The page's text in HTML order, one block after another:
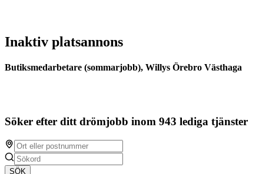
Inaktiv platsannons
Butiksmedarbetare (sommarjobb), Willys Örebro Västhaga
Söker efter ditt drömjobb inom 943 lediga tjänster
SÖK